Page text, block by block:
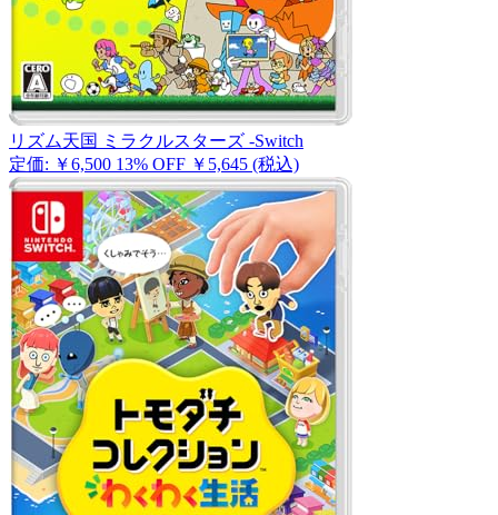
リズム天国 ミラクルスターズ -Switch
定価: ￥6,500 13% OFF ￥5,645 (税込)